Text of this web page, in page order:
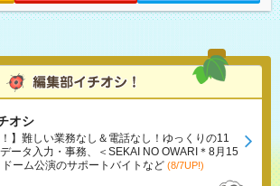
オシ
！】難しい業務なし＆電話なし！ゆっくりの11
ータ入力・事務、＜SEKAI NO OWARI＊8月15
ーム公演のサポートバイトなど (8/7UP!)